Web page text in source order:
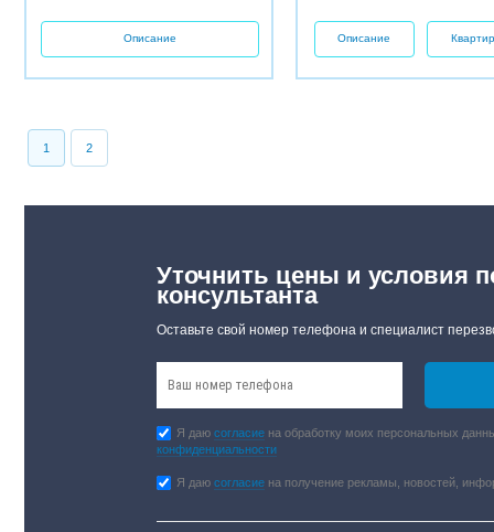
Описание Описание
1 2
Уточнить цены и условия
консультанта
Оставьте свой номер телефона и специалист
Я даюсогласие на обработку моих персональных
конфиденциальности
Я даюсогласие на получение рекламы, новостей,